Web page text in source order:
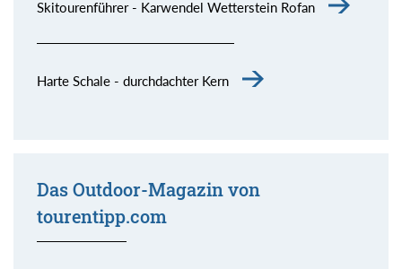
Skitourenführer - Karwendel Wetterstein Rofan
Harte Schale - durchdachter Kern
Das Outdoor-Magazin von
tourentipp.com